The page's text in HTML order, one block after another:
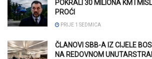
POKRALI 30 MILIONA KM I
PROĆI
PRIJE 1 SEDMICA
ČLANOVI SBB-A IZ CIJELE
NA REDOVNOM